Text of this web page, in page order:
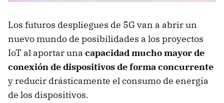
Los futuros despliegues de 5G van a abrir un
nuevo mundo de posibilidades a los proyectos
IoT al aportar una capacidad mucho mayor de
conexión de dispositivos de forma concurrente
y reducir drásticamente el consumo de energía
de los dispositivos.